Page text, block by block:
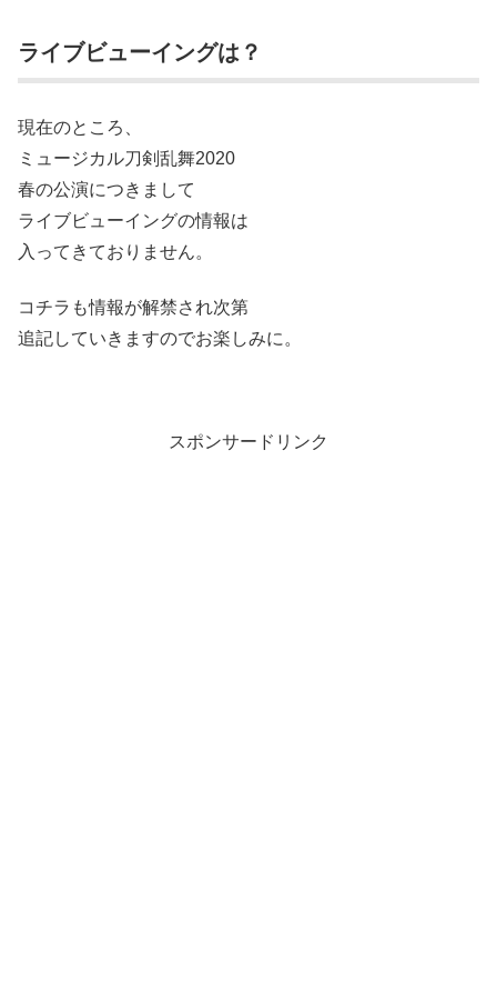
ライブビューイングは？
現在のところ、
ミュージカル刀剣乱舞2020
春の公演につきまして
ライブビューイングの情報は
入ってきておりません。
コチラも情報が解禁され次第
追記していきますのでお楽しみに。
スポンサードリンク